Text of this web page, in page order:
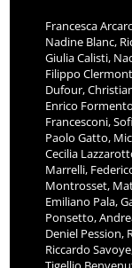
Francesca
Nadine Blanc,
Giulia Calisti,
Filippo
Dufour,
Enrico
Francesconi,
Paolo Gatto,
Cecilia
Marrelli,
Montrosset,
Emiliano Pala,
Ponsetto,
Deniel Pession,
Riccardo